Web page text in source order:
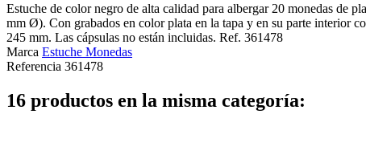
Estuche de color negro de alta calidad para albergar 20 monedas
mm Ø). Con grabados en color plata en la tapa y en su parte interior
245 mm. Las cápsulas no están incluidas. Ref. 361478
Marca Estuche Monedas
Referencia 361478
16 productos en la misma categoría: